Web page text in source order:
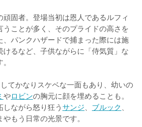
固者。登場当初は恩人であるルフィ
ことが多く、そのプライドの高さを
、パンクハザードで捕まった際には施
けるなど、子供ながらに「侍気質」な
てかなりスケベな一面もあり、幼いの
やロビンの胸元に顔を埋めることも。
ながら怒り狂うサンジ ブルック
もう日常の光景です。